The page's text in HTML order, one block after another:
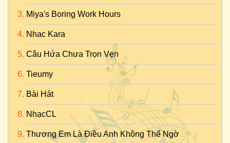
Miya's Boring Work Hours
Nhac Kara
Câu Hứa Chưa Trọn Vẹn
Tieumy
Bài Hát
NhạcCL
Thương Em Là Điều Anh Không Thể Ngờ